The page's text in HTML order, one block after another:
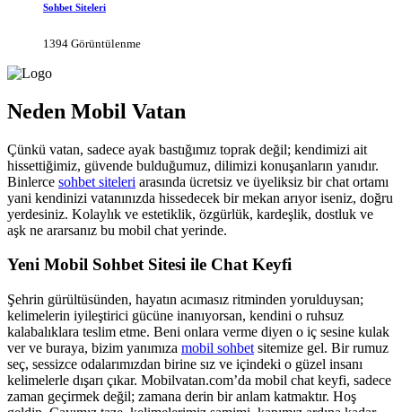
Sohbet Siteleri
1394 Görüntülenme
Neden Mobil Vatan
Çünkü vatan, sadece ayak bastığımız toprak değil; kendimizi ait
hissettiğimiz, güvende bulduğumuz, dilimizi konuşanların yanıdır.
Binlerce sohbet siteleri arasında ücretsiz ve üyeliksiz bir chat ortamı
yani kendinizi vatanınızda hissedecek bir mekan arıyor iseniz, doğru
yerdesiniz. Kolaylık ve estetiklik, özgürlük, kardeşlik, dostluk ve
aşk ne ararsanız bu mobil chat yerinde.
Yeni Mobil Sohbet Sitesi ile Chat Keyfi
Şehrin gürültüsünden, hayatın acımasız ritminden yorulduysan;
kelimelerin iyileştirici gücüne inanıyorsan, kendini o ruhsuz
kalabalıklara teslim etme. Beni onlara verme diyen o iç sesine kulak
ver ve buraya, bizim yanımıza mobil sohbet sitemize gel. Bir rumuz
seç, sessizce odalarımızdan birine sız ve içindeki o güzel insanı
kelimelerle dışarı çıkar. Mobilvatan.com’da mobil chat keyfi, sadece
zaman geçirmek değil; zamana derin bir anlam katmaktır. Hoş